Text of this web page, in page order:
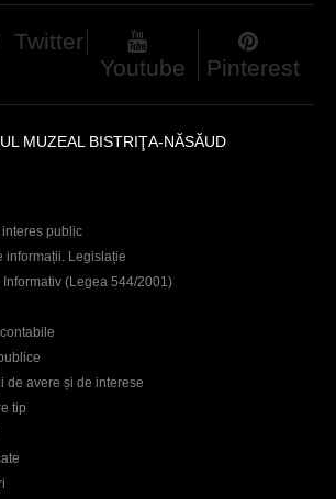
Twitter
Youtube
Pinterest
MUZEAL BISTRIŢA-NĂSĂUD
public
informații. Legislație
Informativ (Legea 544/2001)
de avere și de interese
tip